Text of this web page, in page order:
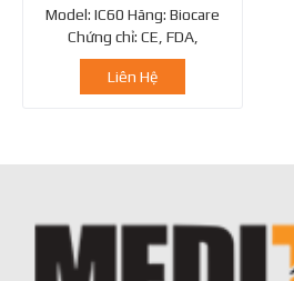
Model: IC60 Hãng: Biocare
Chứng chỉ: CE, FDA,
ISO13485 Monitor theo dõi
cuộc đẻ...
Liên Hệ